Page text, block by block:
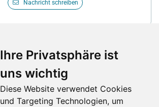
Ihre Privatsphäre ist
uns wichtig
Diese Website verwendet Cookies
und Targeting Technologien, um
Nachricht schreiben